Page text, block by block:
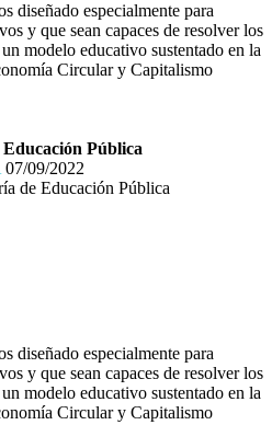
diseñado especialmente para
y que sean capaces de resolver los
modelo educativo sustentado en la
Circular y Capitalismo
Pública
07/09/2022
de Educación Pública
diseñado especialmente para
y que sean capaces de resolver los
modelo educativo sustentado en la
Circular y Capitalismo